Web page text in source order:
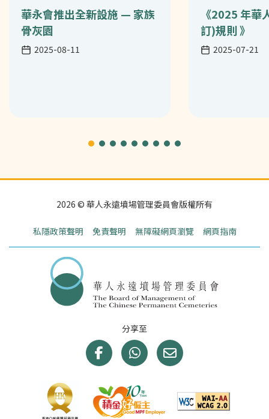
華永會推出全新設施 — 家族
骨灰園
日期2025-08-11
《2025 年華
訂)規則 》
日期2025-07-21
2026 © 華人永遠墳場管理委員會版權所有
私隱政策聲明 免責聲明 無障礙網頁瀏覽 網頁指南
分享至